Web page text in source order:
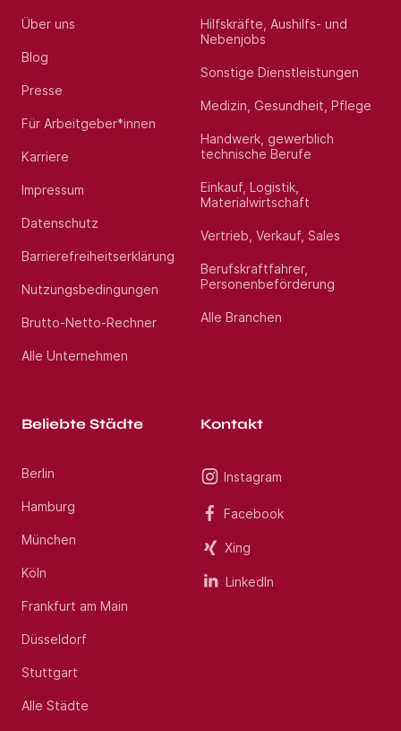
Über uns
Blog
Presse
Für Arbeitgeber*innen
Karriere
Impressum
Datenschutz
Barrierefreiheitserklärung
Nutzungsbedingungen
Brutto-Netto-Rechner
Alle Unternehmen
Hilfskräfte, Aushilfs- und
Nebenjobs
Sonstige Dienstleistungen
Medizin, Gesundheit, Pflege
Handwerk, gewerblich
technische Berufe
Einkauf, Logistik,
Materialwirtschaft
Vertrieb, Verkauf, Sales
Berufskraftfahrer,
Personenbeförderung
Alle Branchen
Beliebte Städte
Berlin
Hamburg
München
Köln
Frankfurt am Main
Düsseldorf
Stuttgart
Alle Städte
Kontakt
Instagram
Facebook
Xing
LinkedIn